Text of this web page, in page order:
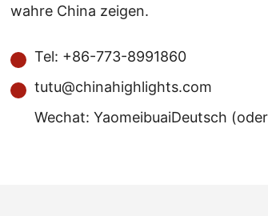
wahre China zeigen.
Tel: +86-773-8991860
tutu@chinahighlights.com
Wechat: YaomeibuaiDeutsch